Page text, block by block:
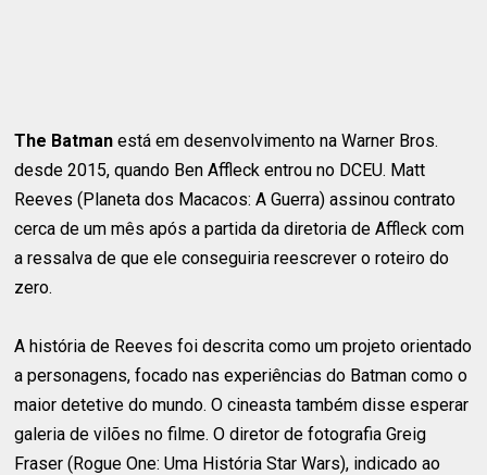
The Batmanestá em desenvolvimento na Warner Bros.
desde 2015, quando Ben Affleck entrou no DCEU. Matt
Reeves (Planeta dos Macacos: A Guerra) assinou contrato
cerca de um mês após a partida da diretoria de Affleck com
a ressalva de que ele conseguiria reescrever o roteiro do
zero.
A história de Reeves foi descrita como um projeto orientado
a personagens, focado nas experiências do Batman como o
maior detetive do mundo. O cineasta também disse esperar
galeria de vilões no filme. O diretor de fotografia Greig
Fraser (Rogue One: Uma História Star Wars), indicado ao